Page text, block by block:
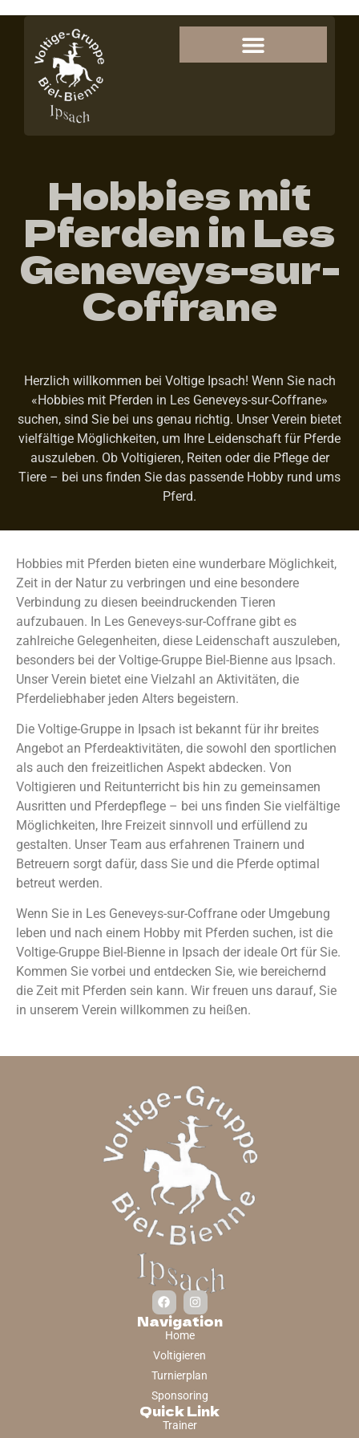
Hobbies mit
Pferden in Les
Geneveys-sur-
Coffrane
Herzlich willkommen bei Voltige Ipsach! Wenn Sie nach
«Hobbies mit Pferden in Les Geneveys-sur-Coffrane»
suchen, sind Sie bei uns genau richtig. Unser Verein bietet
vielfältige Möglichkeiten, um Ihre Leidenschaft für Pferde
auszuleben. Ob Voltigieren, Reiten oder die Pflege der
Tiere – bei uns finden Sie das passende Hobby rund ums
Pferd.
Hobbies mit Pferden bieten eine wunderbare Möglichkeit,
Zeit in der Natur zu verbringen und eine besondere
Verbindung zu diesen beeindruckenden Tieren
aufzubauen. In Les Geneveys-sur-Coffrane gibt es
zahlreiche Gelegenheiten, diese Leidenschaft auszuleben,
besonders bei der Voltige-Gruppe Biel-Bienne aus Ipsach.
Unser Verein bietet eine Vielzahl an Aktivitäten, die
Pferdeliebhaber jeden Alters begeistern.
Die Voltige-Gruppe in Ipsach ist bekannt für ihr breites
Angebot an Pferdeaktivitäten, die sowohl den sportlichen
als auch den freizeitlichen Aspekt abdecken. Von
Voltigieren und Reitunterricht bis hin zu gemeinsamen
Ausritten und Pferdepflege – bei uns finden Sie vielfältige
Möglichkeiten, Ihre Freizeit sinnvoll und erfüllend zu
gestalten. Unser Team aus erfahrenen Trainern und
Betreuern sorgt dafür, dass Sie und die Pferde optimal
betreut werden.
Wenn Sie in Les Geneveys-sur-Coffrane oder Umgebung
leben und nach einem Hobby mit Pferden suchen, ist die
Voltige-Gruppe Biel-Bienne in Ipsach der ideale Ort für Sie.
Kommen Sie vorbei und entdecken Sie, wie bereichernd
die Zeit mit Pferden sein kann. Wir freuen uns darauf, Sie
in unserem Verein willkommen zu heißen.
Navigation
Home
Voltigieren
Turnierplan
Sponsoring
Quick Link
Trainer